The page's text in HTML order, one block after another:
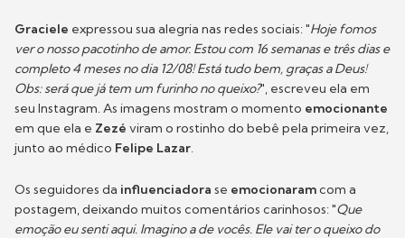
Graciele expressou sua alegria nas redes sociais: "Hoje fomos
ver o nosso pacotinho de amor. Estou com 16 semanas e três dias e
completo 4 meses no dia 12/08! Está tudo bem, graças a Deus!
Obs: será que já tem um furinho no queixo?", escreveu ela em
seu Instagram. As imagens mostram o momento emocionante
em que ela e Zezé viram o rostinho do bebê pela primeira vez,
junto ao médico Felipe Lazar.
Os seguidores da influenciadora se emocionaramcom a
postagem, deixando muitos comentários carinhosos: "Que
emoção eu senti aqui. Imagino a de vocês. Ele vai ter o queixo do